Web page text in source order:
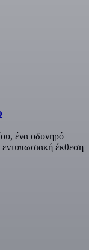
ένα οδυνηρό
έκθεση